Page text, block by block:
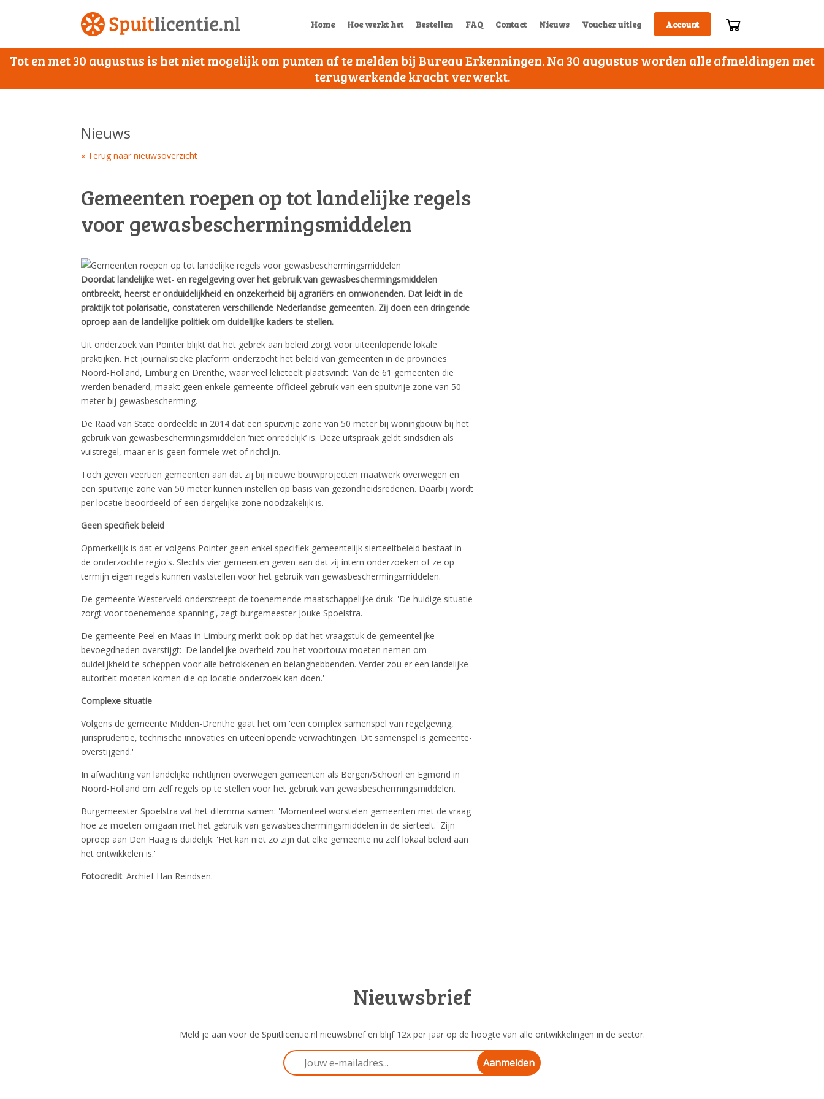
Home Hoe werkt het Bestellen FAQ Contact Nieuws Voucher uitleg Account
Tot en met 30 augustus is het niet mogelijk om punten af te melden bij Bureau Erkenningen. Na 30 augustus worden alle afmeldingen met
terugwerkende kracht verwerkt.
Nieuws
« Terug naar nieuwsoverzicht
Gemeenten roepen op tot landelijke regels
voor gewasbeschermingsmiddelen
Doordat landelijke wet- en regelgeving over het gebruik van gewasbeschermingsmiddelen
ontbreekt, heerst er onduidelijkheid en onzekerheid bij agrariërs en omwonenden. Dat leidt in de
praktijk tot polarisatie, constateren verschillende Nederlandse gemeenten. Zij doen een dringende
oproep aan de landelijke politiek om duidelijke kaders te stellen.
Uit onderzoek van Pointer blijkt dat het gebrek aan beleid zorgt voor uiteenlopende lokale
praktijken. Het journalistieke platform onderzocht het beleid van gemeenten in de provincies
Noord-Holland, Limburg en Drenthe, waar veel lelieteelt plaatsvindt. Van de 61 gemeenten die
werden benaderd, maakt geen enkele gemeente officieel gebruik van een spuitvrije zone van 50
meter bij gewasbescherming.
De Raad van State oordeelde in 2014 dat een spuitvrije zone van 50 meter bij woningbouw bij het
gebruik van gewasbeschermingsmiddelen ‘niet onredelijk’ is. Deze uitspraak geldt sindsdien als
vuistregel, maar er is geen formele wet of richtlijn.
Toch geven veertien gemeenten aan dat zij bij nieuwe bouwprojecten maatwerk overwegen en
een spuitvrije zone van 50 meter kunnen instellen op basis van gezondheidsredenen. Daarbij wordt
per locatie beoordeeld of een dergelijke zone noodzakelijk is.
Geen specifiek beleid
Opmerkelijk is dat er volgens Pointer geen enkel specifiek gemeentelijk sierteeltbeleid bestaat in
de onderzochte regio's. Slechts vier gemeenten geven aan dat zij intern onderzoeken of ze op
termijn eigen regels kunnen vaststellen voor het gebruik van gewasbeschermingsmiddelen.
De gemeente Westerveld onderstreept de toenemende maatschappelijke druk. 'De huidige situatie
zorgt voor toenemende spanning', zegt burgemeester Jouke Spoelstra.
De gemeente Peel en Maas in Limburg merkt ook op dat het vraagstuk de gemeentelijke
bevoegdheden overstijgt: 'De landelijke overheid zou het voortouw moeten nemen om
duidelijkheid te scheppen voor alle betrokkenen en belanghebbenden. Verder zou er een landelijke
autoriteit moeten komen die op locatie onderzoek kan doen.'
Complexe situatie
Volgens de gemeente Midden-Drenthe gaat het om 'een complex samenspel van regelgeving,
jurisprudentie, technische innovaties en uiteenlopende verwachtingen. Dit samenspel is gemeente-
overstijgend.'
In afwachting van landelijke richtlijnen overwegen gemeenten als Bergen/Schoorl en Egmond in
Noord-Holland om zelf regels op te stellen voor het gebruik van gewasbeschermingsmiddelen.
Burgemeester Spoelstra vat het dilemma samen: 'Momenteel worstelen gemeenten met de vraag
hoe ze moeten omgaan met het gebruik van gewasbeschermingsmiddelen in de sierteelt.' Zijn
oproep aan Den Haag is duidelijk: 'Het kan niet zo zijn dat elke gemeente nu zelf lokaal beleid aan
het ontwikkelen is.'
Fotocredit: Archief Han Reindsen.
Nieuwsbrief
Meld je aan voor de Spuitlicentie.nl nieuwsbrief en blijf 12x per jaar op de hoogte van alle ontwikkelingen in de sector.
Aanmelden